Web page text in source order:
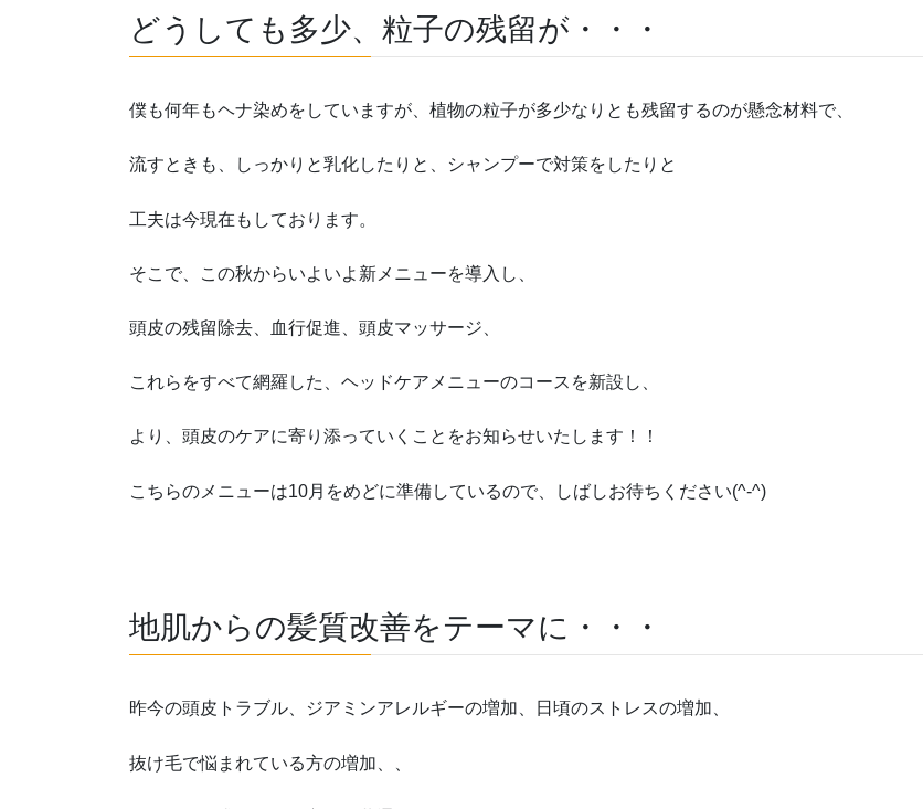
どうしても多少、粒子の残留が・・・
僕も何年もヘナ染めをしていますが、植物の粒子が多少なりとも残留するのが懸念材料で、
流すときも、しっかりと乳化したりと、シャンプーで対策をしたりと
工夫は今現在もしております。
そこで、この秋からいよいよ新メニューを導入し、
頭皮の残留除去、血行促進、頭皮マッサージ、
これらをすべて網羅した、ヘッドケアメニューのコースを新設し、
より、頭皮のケアに寄り添っていくことをお知らせいたします！！
こちらのメニューは10月をめどに準備しているので、しばしお待ちください(^-^)
地肌からの髪質改善をテーマに・・・
昨今の頭皮トラブル、ジアミンアレルギーの増加、日頃のストレスの増加、
抜け毛で悩まれている方の増加、、